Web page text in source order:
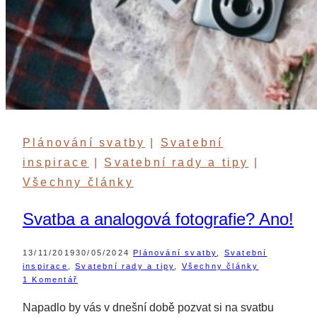
Plánování svatby
Svatební
inspirace
Svatební rady a tipy
Všechny články
Svatba a analogová fotografie? Ano!
13/11/201930/05/2024 Plánování svatby
Svatební
inspirace
,Svatební rady a tipy
Všechny články
1 Komentář
Napadlo by vás v dnešní době pozvat si na svatbu